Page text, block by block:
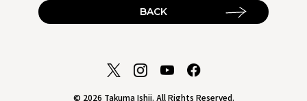
BACK
© 2026 Takuma Ishii. All Rights Reserved.